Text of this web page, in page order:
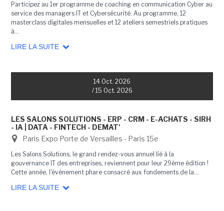
Participez au 1er programme de coaching en communication Cyber au
service des managers IT et Cybersécurité. Au programme, 12
masterclass digitales mensuelles et 12 ateliers semestriels pratiques
à...
LIRE LA SUITE
14 Oct. 2026
/ 15 Oct. 2026
LES SALONS SOLUTIONS - ERP - CRM - E-ACHATS - SIRH
- IA | DATA - FINTECH - DEMAT'
Paris Expo Porte de Versailles - Paris 15e
Les Salons Solutions, le grand rendez-vous annuel lié à la
gouvernance IT des entreprises, reviennent pour leur 29ème édition !
Cette année, l'événement phare consacré aux fondements de la...
LIRE LA SUITE